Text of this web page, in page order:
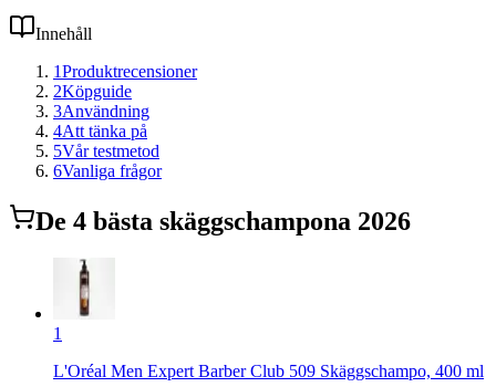
Innehåll
1Produktrecensioner
2Köpguide
3Användning
4Att tänka på
5Vår testmetod
6Vanliga frågor
De 4 bästa skäggschampona 2026
1
L'Oréal Men Expert Barber Club 509 Skäggschampo, 400 ml